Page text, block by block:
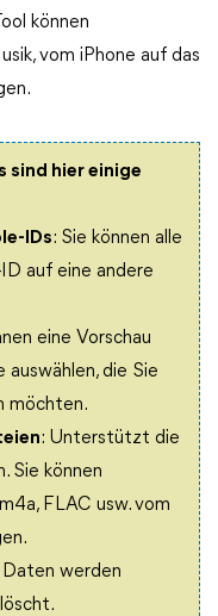
können
vom iPhone auf das
sind hier einige
IDs: Sie können alle
auf eine andere
eine Vorschau
die Sie
möchten.
: Unterstützt die
Sie können
FLAC usw. vom
Daten werden